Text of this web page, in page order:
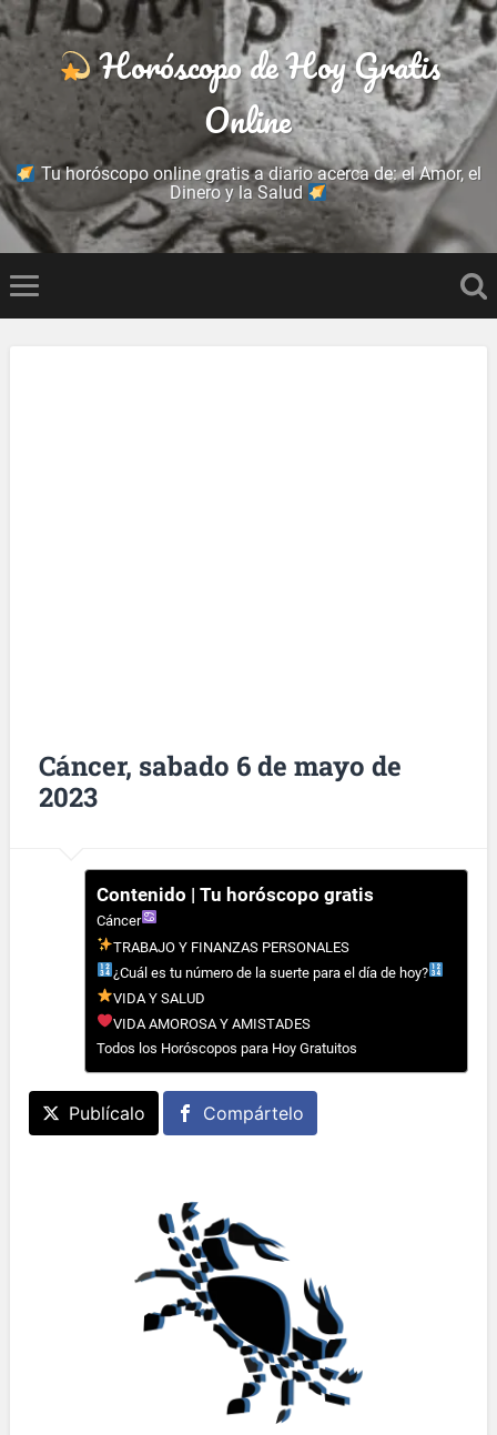
Horóscopo de Hoy Gratis
Online
Tu horóscopo online gratis a diario acerca de: el Amor, el
Dinero y la Salud
Cáncer, sabado 6 de mayo de
2023
Contenido | Tu horóscopo gratis
Cáncer
TRABAJO Y FINANZAS PERSONALES
¿Cuál es tu número de la suerte para el día de hoy?
VIDA Y SALUD
VIDA AMOROSA Y AMISTADES
Todos los Horóscopos para Hoy Gratuitos
Publícalo Compártelo